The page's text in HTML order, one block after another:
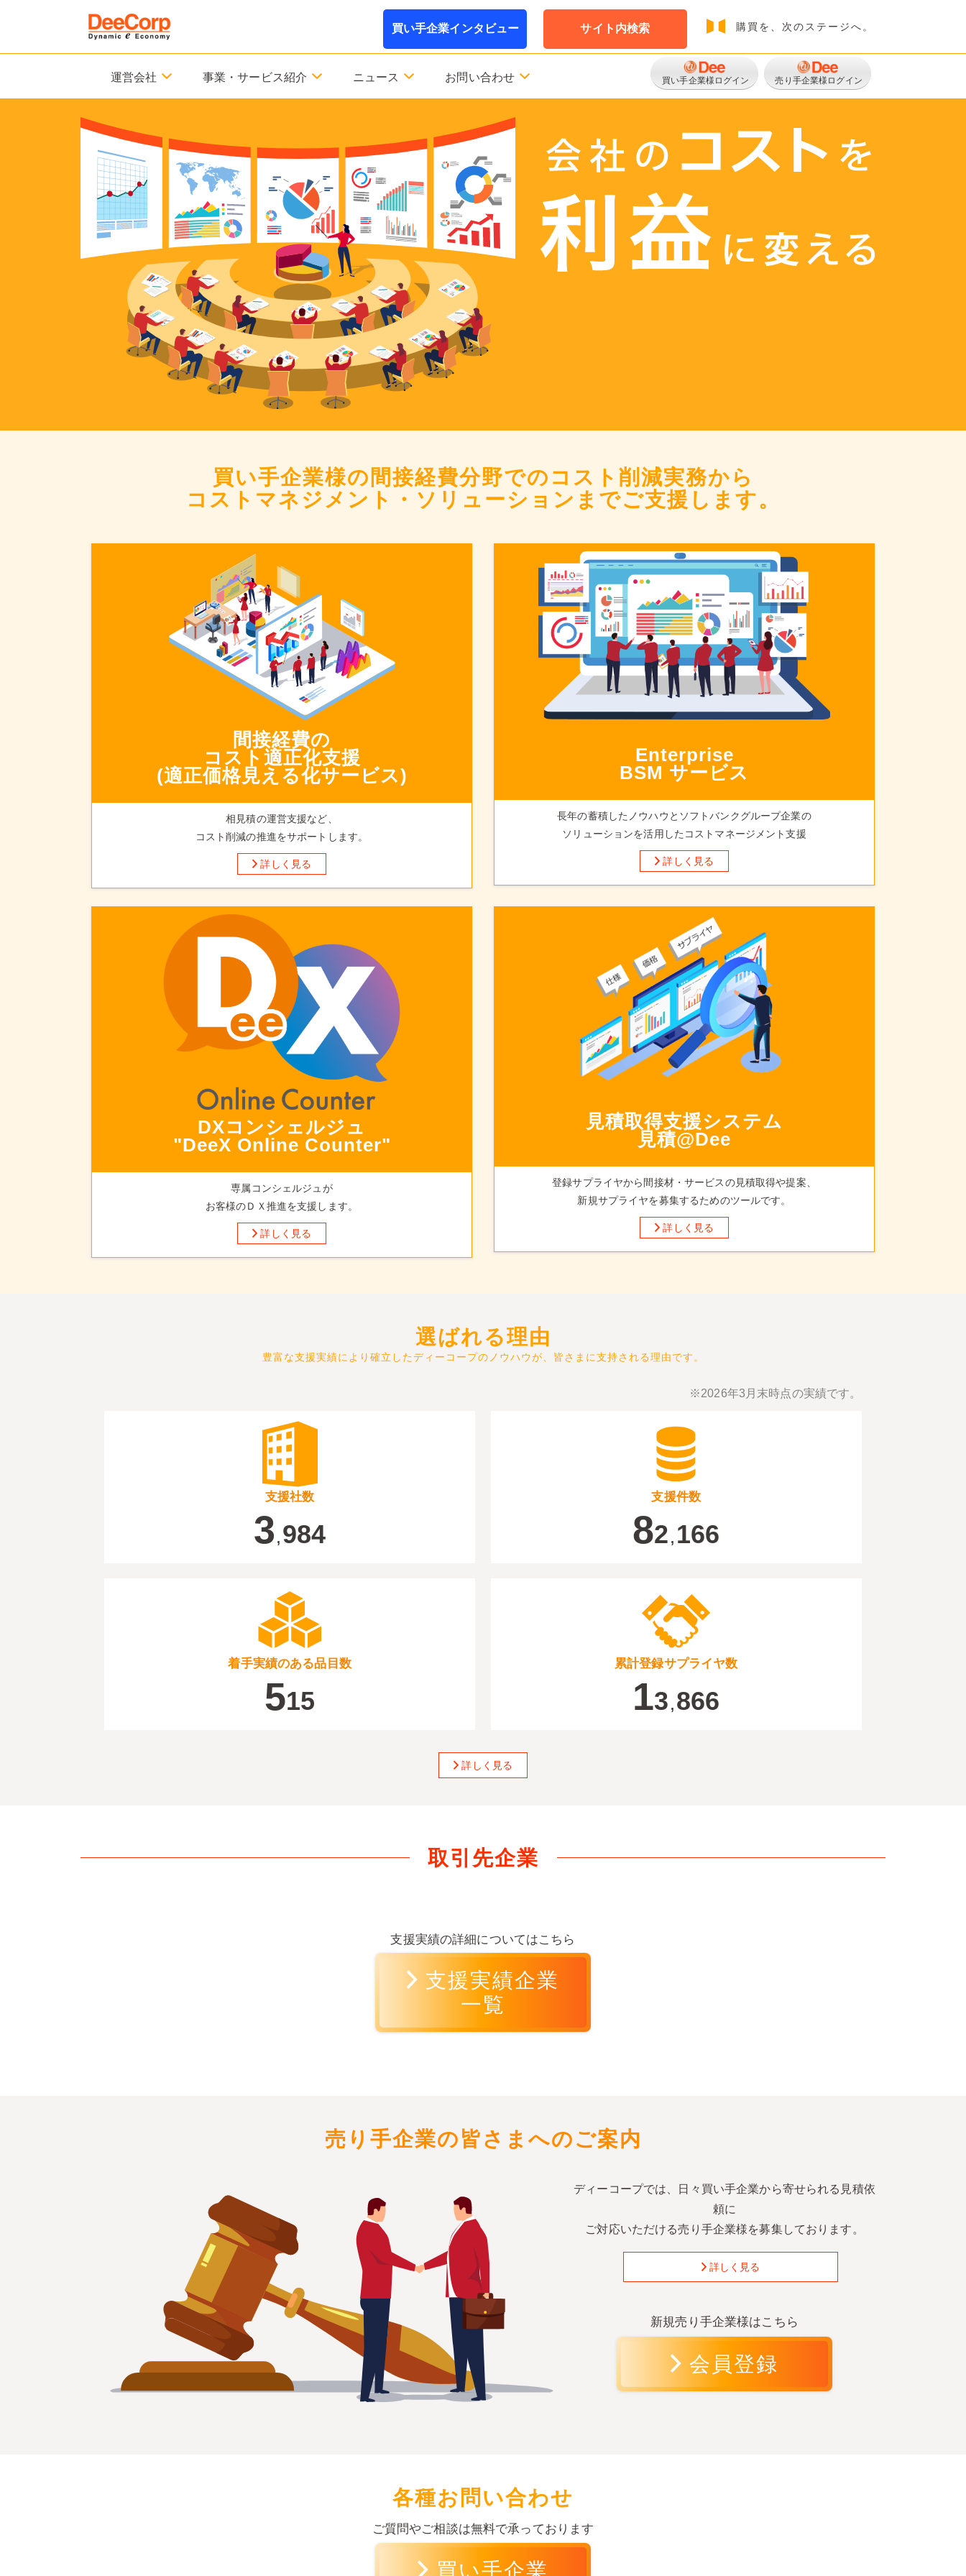
購買を、次のステージへ。
サイト内検索
買い手企業インタビュー
運営会社 事業・サービス紹介 ニュース お問い合わせ 売り手企業様ログイン
買い手企業様ログイン
買い手企業様の間接経費分野でのコスト削減実務から
コストマネジメント・ソリューションまでご支援します。
間接経費の
コスト適正化支援
(適正価格見える化サービス)
相見積の運営支援など、
コスト削減の推進をサポートします。
詳しく見る
Enterprise
BSM サービス
長年の蓄積したノウハウとソフトバンクグループ企業の
ソリューションを活用したコストマネージメント支援
詳しく見る
DXコンシェルジュ
"DeeX Online Counter"
専属コンシェルジュが
お客様のＤＸ推進を支援します。
詳しく見る
見積取得支援システム
見積@Dee
登録サプライヤから間接材・サービスの見積取得や提案、
新規サプライヤを募集するためのツールです。
詳しく見る
選ばれる理由
豊富な支援実績により確立したディーコープのノウハウが、皆さまに支持される理由です。
※2026年3月末時点の実績です。
支援社数
3 , 984
支援件数
82 , 166
着手実績のある品目数
515
累計登録サプライヤ数
13 , 866
詳しく見る
取引先企業
支援実績の詳細についてはこちら
支援実績企業
一覧
売り手企業の皆さまへのご案内
ディーコープでは、日々買い手企業から寄せられる見積依
頼に
ご対応いただける売り手企業様を募集しております。
詳しく見る
新規売り手企業様はこちら
会員登録
各種お問い合わせ
ご質問やご相談は無料で承っております
買い手企業